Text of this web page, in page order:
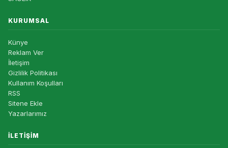
KURUMSAL
Künye
Reklam Ver
İletişim
Gizlilik Politikası
Kullanım Koşulları
RSS
Sitene Ekle
Yazarlarımız
İLETIŞIM